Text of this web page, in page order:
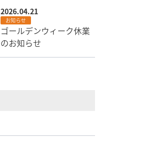
2026.04.21
お知らせ
ゴールデンウィーク休業
のお知らせ